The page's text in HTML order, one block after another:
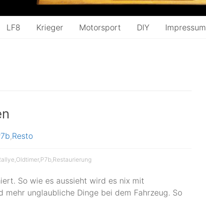
LF8 Krieger Motorsport DIY Impressum
,Resto
Oldtimer, P7b Restaurierung
So wie es aussieht wird es nix mit
mehr unglaubliche Dinge bei dem Fahrzeug. So